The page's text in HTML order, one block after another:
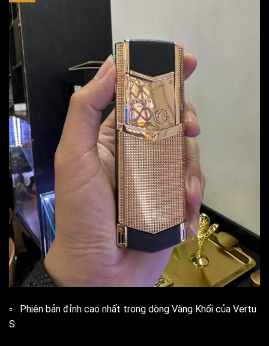
▫️ Phiên bản đỉnh cao nhất trong dòng Vàng Khối của Vertu
S.